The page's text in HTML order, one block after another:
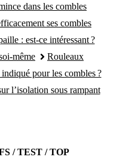
dans les combles
ses combles
: est-ce intéressant ?
même
Rouleaux
pour les combles ?
l’isolation sous rampant
/ TEST / TOP